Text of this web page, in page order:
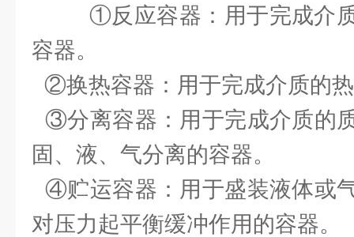
①反应容器：用于完成介
容器。
②换热容器：用于完成介质的
③分离容器：用于完成介质的
固、液、气分离的容器。
④贮运容器：用于盛装液体或
对压力起平衡缓冲作用的容器。